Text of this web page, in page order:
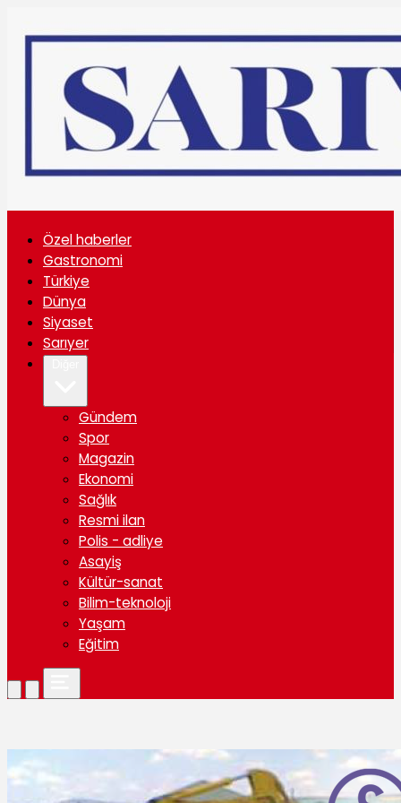
Özel haberler
Gastronomi
Türkiye
Dünya
Siyaset
Sarıyer
Gündem
Spor
Magazin
Ekonomi
Sağlık
Resmi ilan
Polis - adliye
Asayiş
Kültür-sanat
Bilim-teknoloji
Yaşam
Eğitim